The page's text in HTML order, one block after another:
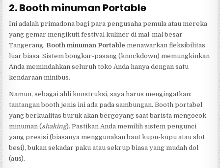
2. Booth minuman Portable
Ini adalah primadona bagi para pengusaha pemula atau mereka
yang gemar mengikuti festival kuliner di mal-mal besar
Tangerang. Booth minuman Portable menawarkan fleksibilitas
luar biasa. Sistem bongkar-pasang (knockdown) memungkinkan
Anda memindahkan seluruh toko Anda hanya dengan satu
kendaraan minibus.
Namun, sebagai ahli konstruksi, saya harus mengingatkan:
tantangan booth jenis ini ada pada sambungan. Booth portabel
yang berkualitas buruk akan bergoyang saat barista mengocok
minuman (shaking). Pastikan Anda memilih sistem pengunci
yang presisi (biasanya menggunakan baut kupu-kupu atau slot
besi), bukan sekadar paku atau sekrup biasa yang mudah dol
(aus).